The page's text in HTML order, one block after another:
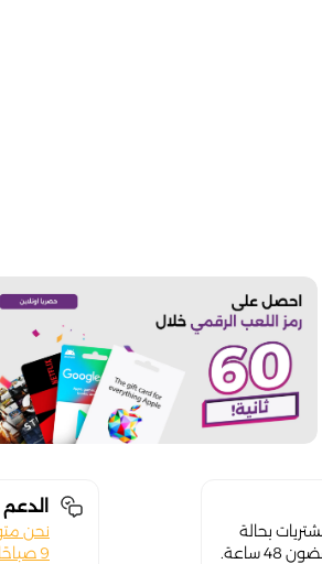
بحالة
ساعة.
نحن
9 صباحًا حتى 10 مساءً.